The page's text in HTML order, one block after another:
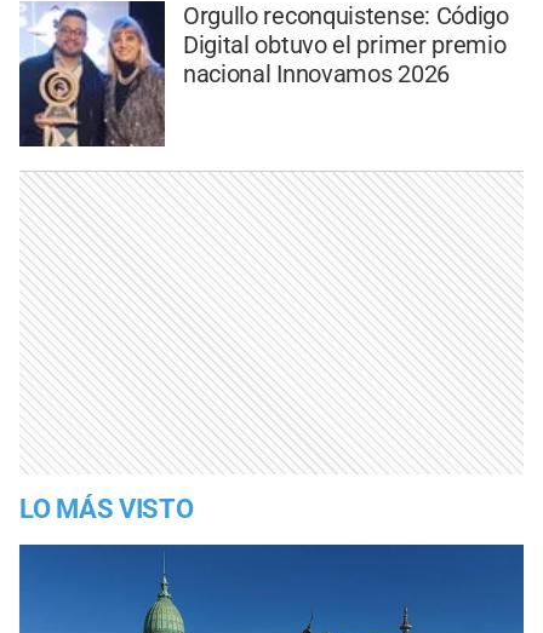
Orgullo reconquistense: Código
Digital obtuvo el primer premio
nacional Innovamos 2026
LO MÁS VISTO